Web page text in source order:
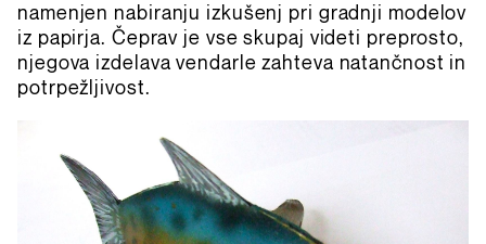
namenjen nabiranju izkušenj pri gradnji modelov
iz papirja. Čeprav je vse skupaj videti preprosto,
njegova izdelava vendarle zahteva natančnost in
potrpežljivost.